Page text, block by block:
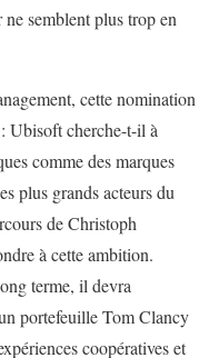
semblent plus trop en
cette nomination
Ubisoft cherche-t-il à
comme des marques
plus grands acteurs du
de Christoph
à cette ambition.
terme, il devra
portefeuille Tom Clancy
coopératives et